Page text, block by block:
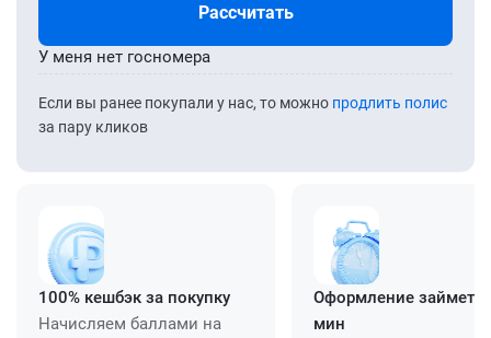
Рассчитать
Если вы ранее покупали у нас, то можно продлить полис
за пару кликов
У меня нет госномера
100% кешбэк за покупку
Начисляем баллами на
Оформление займет
мин